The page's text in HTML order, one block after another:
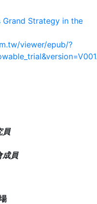
Grand Strategy in the
viewer/epub/?
員
成員